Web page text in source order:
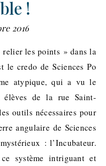
!
2016
les points » dans la
credo de Sciences Po
atypique, qui a vu le
de la rue Saint-
outils nécessaires pour
angulaire de Sciences
: l’Incubateur.
système intriguant et